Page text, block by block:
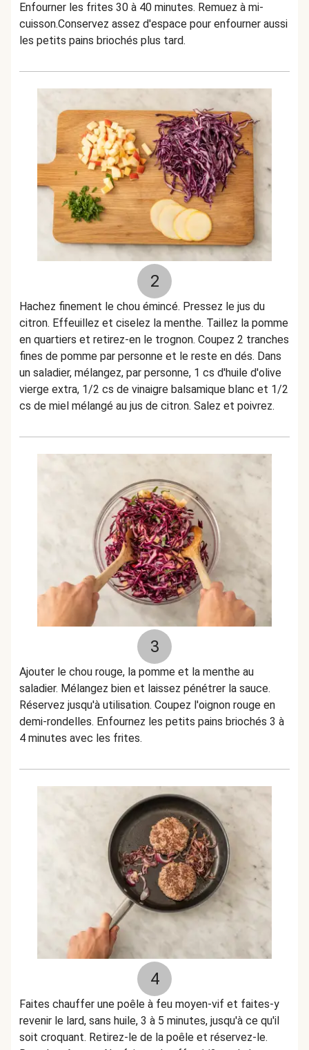
Enfourner les frites 30 à 40 minutes. Remuez à mi-
cuisson.Conservez assez d'espace pour enfourner aussi
les petits pains briochés plus tard.
2
Hachez finement le chou émincé. Pressez le jus du
citron. Effeuillez et ciselez la menthe. Taillez la pomme
en quartiers et retirez-en le trognon. Coupez 2 tranches
fines de pomme par personne et le reste en dés. Dans
un saladier, mélangez, par personne, 1 cs d'huile d'olive
vierge extra, 1/2 cs de vinaigre balsamique blanc et 1/2
cs de miel mélangé au jus de citron. Salez et poivrez.
3
Ajouter le chou rouge, la pomme et la menthe au
saladier. Mélangez bien et laissez pénétrer la sauce.
Réservez jusqu'à utilisation. Coupez l'oignon rouge en
demi-rondelles. Enfournez les petits pains briochés 3 à
4 minutes avec les frites.
4
Faites chauffer une poêle à feu moyen-vif et faites-y
revenir le lard, sans huile, 3 à 5 minutes, jusqu'à ce qu'il
soit croquant. Retirez-le de la poêle et réservez-le.